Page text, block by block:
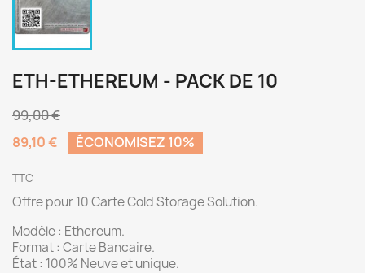
ETH-ETHEREUM - PACK DE 10
99,00 €
89,10 €
ÉCONOMISEZ 10%
TTC
Offre pour 10 Carte Cold Storage Solution.
Modèle : Ethereum.
Format : Carte Bancaire.
État : 100% Neuve et unique.